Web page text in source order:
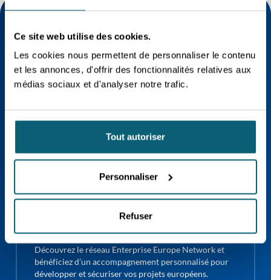
Ce site web utilise des cookies.
Les cookies nous permettent de personnaliser le contenu
et les annonces, d'offrir des fonctionnalités relatives aux
médias sociaux et d'analyser notre trafic.
Tout autoriser
Personnaliser
Refuser
LES BRÈVES DE L'EUROPE
NEWSLETTER
de commerce international : orientations, décisions,
réglementations, appels à projets et événements
S'INSCRIRE À LA NEWSLETTER
RENDEZ-VOUS SUR LE SITE DE EEN
CONTACT
Découvrez le réseau Enterprise Europe Network et
bénéficiez d’un accompagnement personnalisé pour
développer et sécuriser vos projets européens.